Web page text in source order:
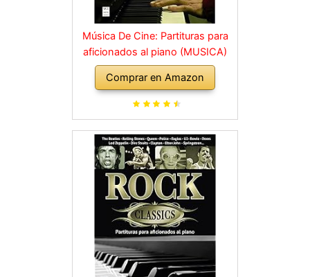
Música De Cine: Partituras para
aficionados al piano (MUSICA)
Comprar en Amazon